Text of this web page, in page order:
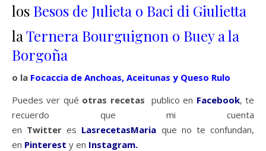
los Besos de Julieta o Baci di Giulietta
laTernera Bourguignon o Buey a la
Borgoña
o la Focaccia de Anchoas, Aceitunas y Queso Rulo
Puedes ver qué otras recetas publico en Facebook, te
recuerdo que mi cuenta
en Twitter es LasrecetasMaria que no te confundan,
en Pinterest y en Instagram.